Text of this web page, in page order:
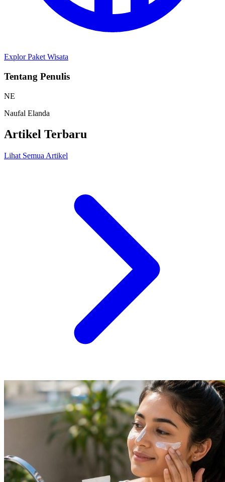
Explor Paket Wisata
Tentang Penulis
NE
Naufal Elanda
Artikel Terbaru
Lihat Semua Artikel